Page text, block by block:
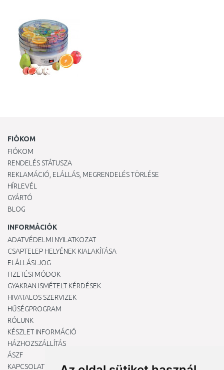
FIÓKOM
FIÓKOM
RENDELÉS STÁTUSZA
REKLAMÁCIÓ, ELÁLLÁS, MEGRENDELÉS TÖRLÉSE
HÍRLEVÉL
GYÁRTÓ
BLOG
INFORMÁCIÓK
ADATVÉDELMI NYILATKOZAT
CSAPTELEP HELYÉNEK KIALAKÍTÁSA
ELÁLLÁSI JOG
FIZETÉSI MÓDOK
GYAKRAN ISMÉTELT KÉRDÉSEK
HIVATALOS SZERVIZEK
HŰSÉGPROGRAM
RÓLUNK
KÉSZLET INFORMÁCIÓ
HÁZHOZSZÁLLÍTÁS
ÁSZF
KAPCSOLAT